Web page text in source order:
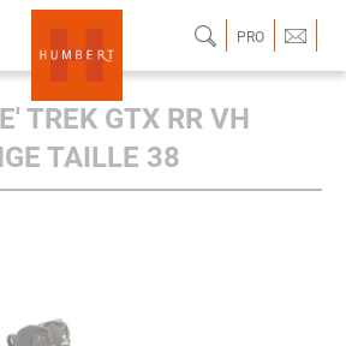
PRO
TREK GTX RR VH
TAILLE 38